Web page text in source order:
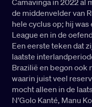
Camavinga in 2022 al
de middenvelder van
hele cyclus op; hij
League en in de
Een eerste teken dat
laatste
Brazilië en begon ook
waarin juist veel
mocht alleen in de
N’Golo Kanté, Manu